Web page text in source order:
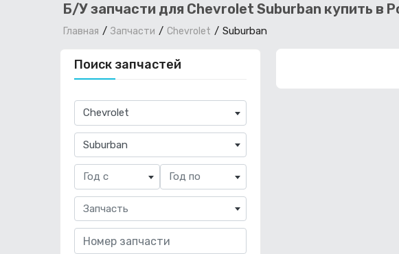
Б/У запчасти для Chevrolet Suburban купить в
Главная Запчасти Chevrolet Suburban
Поиск запчастей
×
Chevrolet
×
Suburban
Год с Год по
Запчасть